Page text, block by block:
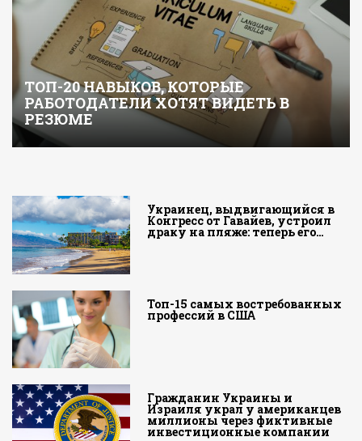
ТОП-20 НАВЫКОВ, КОТОРЫЕ
РАБОТОДАТЕЛИ ХОТЯТ ВИДЕТЬ В
РЕЗЮМЕ
Украинец, выдвигающийся в
Конгресс от Гавайев, устроил
драку на пляже: теперь его…
Топ-15 самых востребованных
профессий в США
Гражданин Украины и
Израиля украл у американцев
миллионы через фиктивные
инвестиционные компании